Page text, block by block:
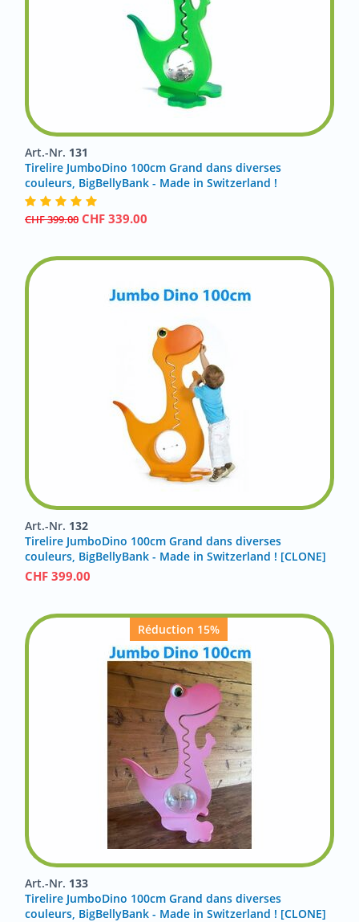
Art.-Nr. 131
Tirelire JumboDino 100cm Grand dans diverses
couleurs, BigBellyBank - Made in Switzerland !
CHF399.00 CHF 339.00
Art.-Nr. 132
Tirelire JumboDino 100cm Grand dans diverses
couleurs, BigBellyBank - Made in Switzerland ! [CLONE]
CHF 399.00
Réduction 15%
Art.-Nr. 133
Tirelire JumboDino 100cm Grand dans diverses
couleurs, BigBellyBank - Made in Switzerland ! [CLONE]